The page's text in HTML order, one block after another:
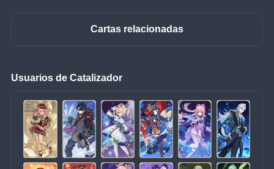
Cartas relacionadas
Usuarios de Catalizador